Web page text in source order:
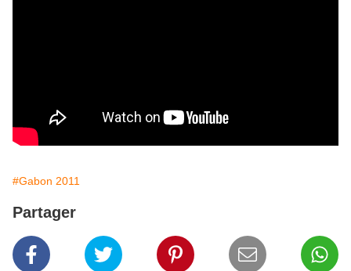
#Gabon 2011
Partager